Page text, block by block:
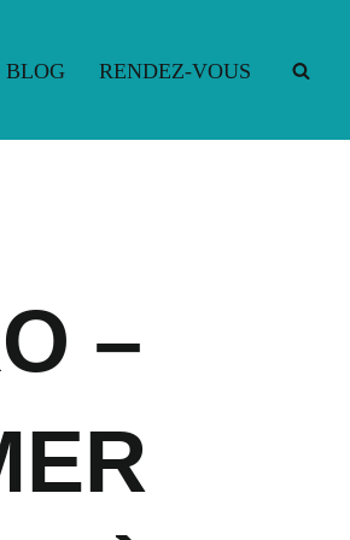
BLOG RENDEZ-VOUS
–